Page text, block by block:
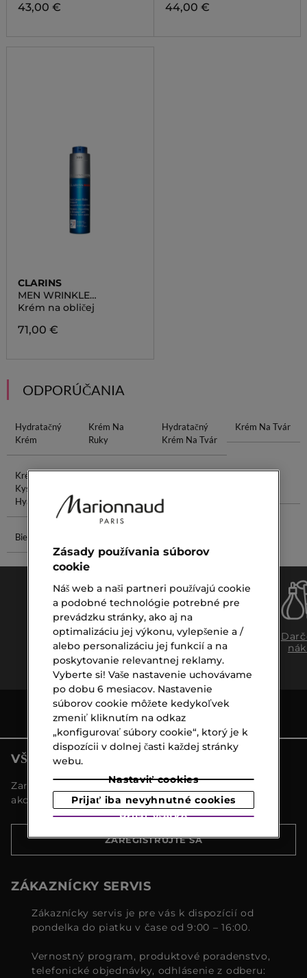
43,00 € 44,00 €
CLARINS
MEN WRINKLE
SMOOTHING
CONCENTRATE
Krém na obličej
71,00 €
ODPORÚČANIA
Hydratačný
Krém
Krém Na
Ruky
Hydratačný
Krém Na Tvár
Krém Na Tvár
Krém S
Kyselinou
Hyalurónovou
Biele Kvety
Doprava
zadarmo
nad €39,-
Expresný
osobný
odber
VŠETKY NOVINKY MARIONNAUD
Zaregistrujte sa a objavte naše najnovšie novinky a
akcie
ZAREGISTRUJTE SA
ZÁKAZNÍCKY SERVIS
Zákaznícky servis je pre vás k dispozícií od
pondelka do piatku v čase od 9:00 – 16:00.
Vernostný program, produktové poradenstvo,
telefonické objednávky, odhlásenie z odberu:
Zásady používania súborov
cookie
Náš web a naši partneri používajú cookie
a podobné technológie potrebné pre
prevádzku stránky, ako aj na
optimalizáciu jej výkonu, vylepšenie a /
alebo personalizáciu jej funkcií a na
poskytovanie relevantnej reklamy.
Vyberte si! Vaše nastavenie uchovávame
po dobu 6 mesiacov. Nastavenie
súborov cookie môžete kedykoľvek
zmeniť kliknutím na odkaz
„konfigurovať súbory cookie“, ktorý je k
dispozícii v dolnej časti každej stránky
webu.
Nastaviť cookies
Prijať iba nevyhnutné cookies
Prijať všetko